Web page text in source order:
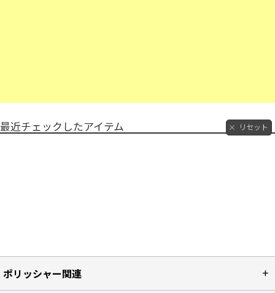
最近チェックしたアイテム リセット
ポリッシャー関連